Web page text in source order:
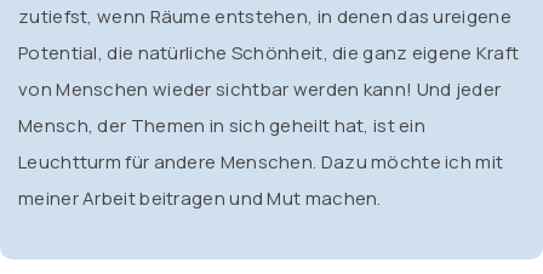
zutiefst, wenn Räume entstehen, in denen das ureigene
Potential, die natürliche Schönheit, die ganz eigene Kraft
von Menschen wieder sichtbar werden kann! Und jeder
Mensch, der Themen in sich geheilt hat, ist ein
Leuchtturm für andere Menschen. Dazu möchte ich mit
meiner Arbeit beitragen und Mut machen.